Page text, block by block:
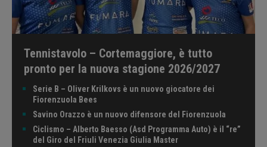
Tennistavolo – Cortemaggiore, è tutto
pronto per la nuova stagione 2026/2027
Serie B – Oliver Krilkovs è un nuovo giocatore dei
Fiorenzuola Bees
Savino Orazzo è un nuovo difensore del Fiorenzuola
Ciclismo – Alberto Baesso (Asd Programma Auto) è il “re”
del Giro del Friuli Venezia Giulia Master